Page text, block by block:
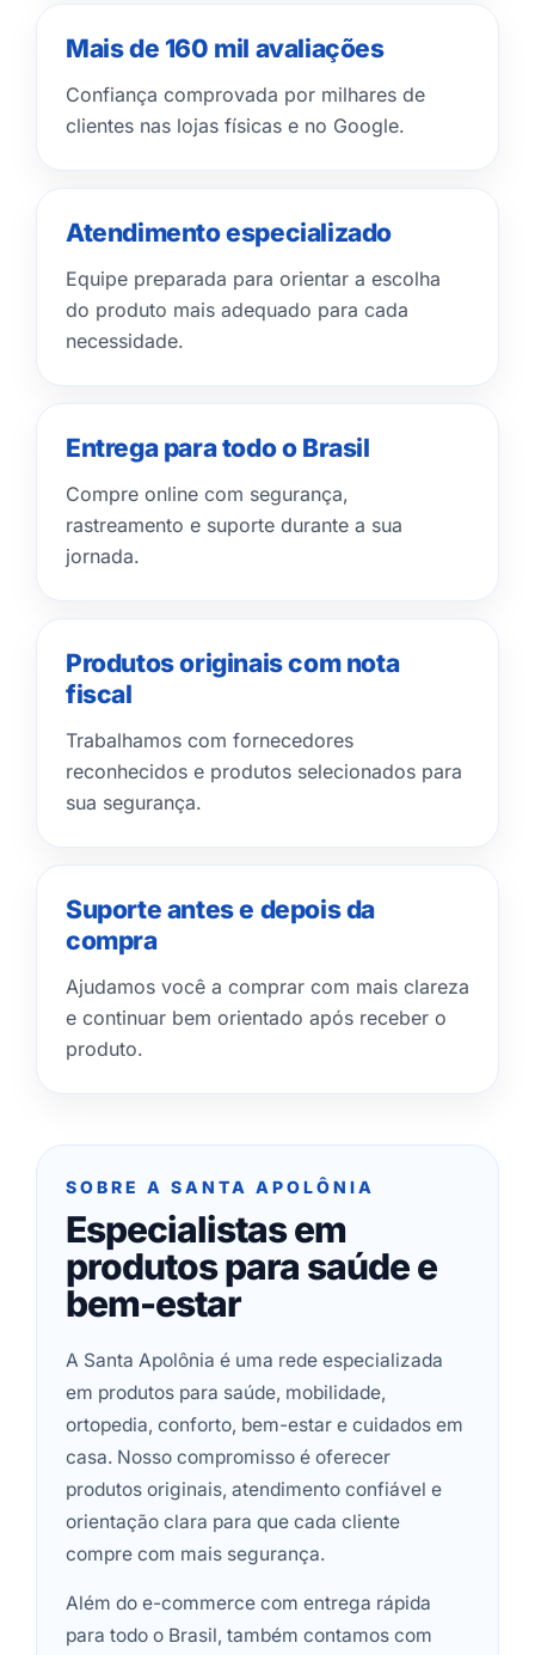
Mais de 160 mil avaliações
Confiança comprovada por milhares de
clientes nas lojas físicas e no Google.
Atendimento especializado
Equipe preparada para orientar a escolha
do produto mais adequado para cada
necessidade.
Entrega para todo o Brasil
Compre online com segurança,
rastreamento e suporte durante a sua
jornada.
Produtos originais com nota
fiscal
Trabalhamos com fornecedores
reconhecidos e produtos selecionados para
sua segurança.
Suporte antes e depois da
compra
Ajudamos você a comprar com mais clareza
e continuar bem orientado após receber o
produto.
SOBRE A SANTA APOLÔNIA
Especialistas em
produtos para saúde e
bem-estar
A Santa Apolônia é uma rede especializada
em produtos para saúde, mobilidade,
ortopedia, conforto, bem-estar e cuidados em
casa. Nosso compromisso é oferecer
produtos originais, atendimento confiável e
orientação clara para que cada cliente
compre com mais segurança.
Além do e-commerce com entrega rápida
para todo o Brasil, também contamos com